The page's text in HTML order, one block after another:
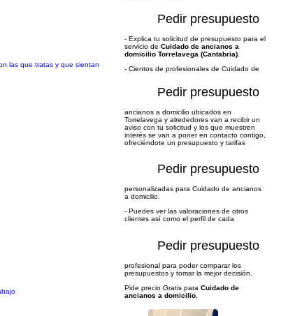
las que tratas y que sientan
Pedir presupuesto
Pedir presupuesto
Pedir presupuesto
Pedir presupuesto
- Explica tu solicitud de presupuesto para el
servicio de Cuidado de ancianos a
domicilio Torrelavega (Cantabria)
- Cientos de profesionales de Cuidado de
ancianos a domicilio ubicados en
Torrelavega y alrededores van a recibir un
aviso con tu solicitud y los que muestren
interés se van a poner en contacto contigo,
ofreciéndote un presupuesto y tarifas
personalizadas para Cuidado de ancianos
a domicilio.
- Puedes ver las valoraciones de otros
clientes así como el perfil de cada
profesional para poder comparar los
presupuestos y tomar la mejor decisión.
Pide precio Gratis para Cuidado de
ancianos a domicilio